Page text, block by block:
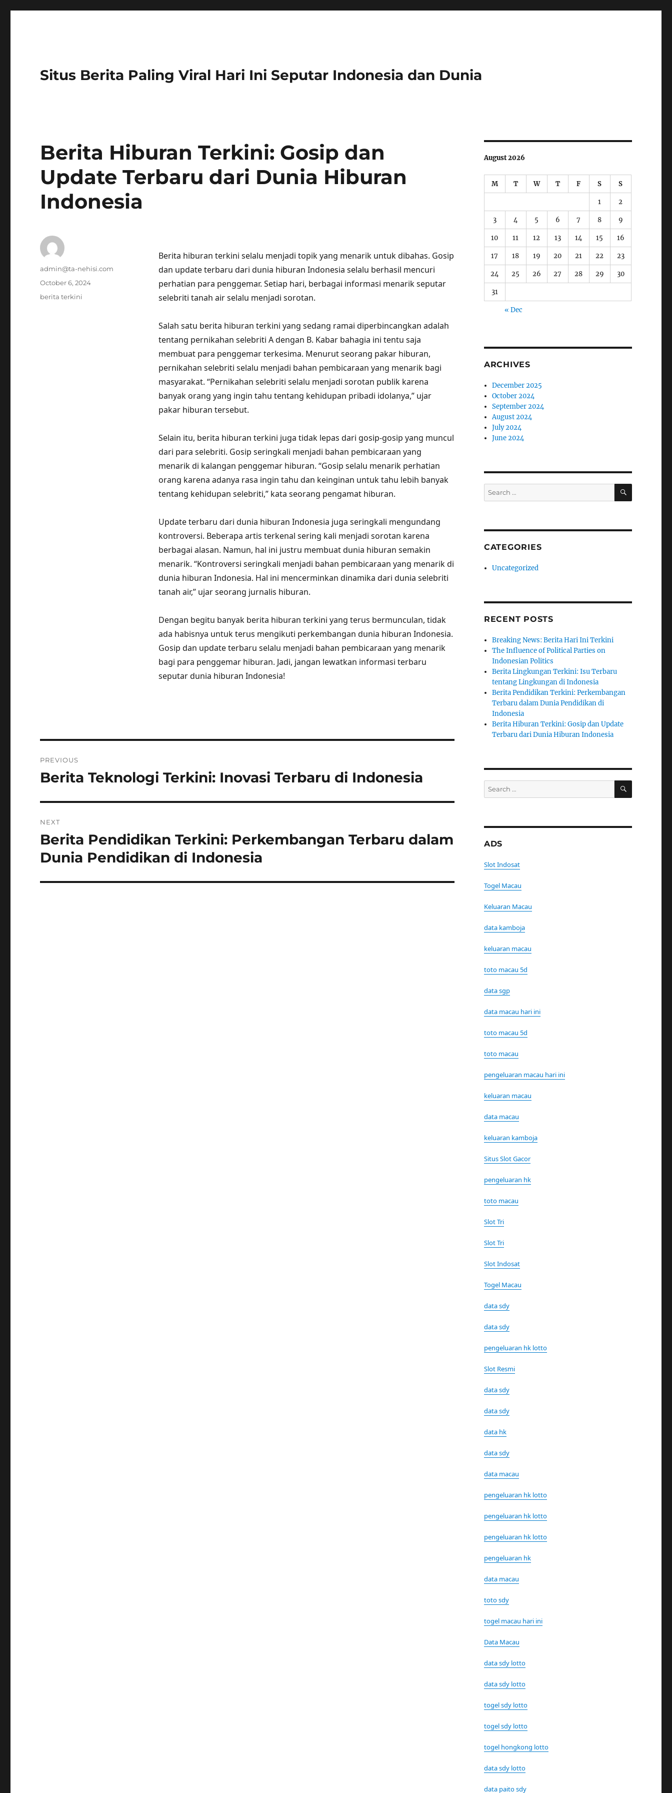
Situs Berita Paling Viral Hari Ini Seputar Indonesia dan Dunia
Berita Hiburan Terkini: Gosip dan
Update Terbaru dari Dunia Hiburan
Indonesia
Berita hiburan terkini selalu menjadi topik yang menarik untuk dibahas. Gosip
dan update terbaru dari dunia hiburan Indonesia selalu berhasil mencuri
perhatian para penggemar. Setiap hari, berbagai informasi menarik seputar
selebriti tanah air selalu menjadi sorotan.
Salah satu berita hiburan terkini yang sedang ramai diperbincangkan adalah
tentang pernikahan selebriti A dengan B. Kabar bahagia ini tentu saja
membuat para penggemar terkesima. Menurut seorang pakar hiburan,
pernikahan selebriti selalu menjadi bahan pembicaraan yang menarik bagi
masyarakat. “Pernikahan selebriti selalu menjadi sorotan publik karena
banyak orang yang ingin tahu tentang kehidupan pribadi idolanya,” ujar
pakar hiburan tersebut.
Selain itu, berita hiburan terkini juga tidak lepas dari gosip-gosip yang muncul
dari para selebriti. Gosip seringkali menjadi bahan pembicaraan yang
menarik di kalangan penggemar hiburan. “Gosip selalu menarik perhatian
orang karena adanya rasa ingin tahu dan keinginan untuk tahu lebih banyak
tentang kehidupan selebriti,” kata seorang pengamat hiburan.
Update terbaru dari dunia hiburan Indonesia juga seringkali mengundang
kontroversi. Beberapa artis terkenal sering kali menjadi sorotan karena
berbagai alasan. Namun, hal ini justru membuat dunia hiburan semakin
menarik. “Kontroversi seringkali menjadi bahan pembicaraan yang menarik di
dunia hiburan Indonesia. Hal ini mencerminkan dinamika dari dunia selebriti
tanah air,” ujar seorang jurnalis hiburan.
Dengan begitu banyak berita hiburan terkini yang terus bermunculan, tidak
ada habisnya untuk terus mengikuti perkembangan dunia hiburan Indonesia.
Gosip dan update terbaru selalu menjadi bahan pembicaraan yang menarik
bagi para penggemar hiburan. Jadi, jangan lewatkan informasi terbaru
seputar dunia hiburan Indonesia!
Author
admin@ta-nehisi.com
Posted
on
October 6, 2024
Tags
berita terkini
navigation
PREVIOUS
Previous
Berita Teknologi Terkini: Inovasi Terbaru di Indonesia
NEXT
Next
post:
Berita Pendidikan Terkini: Perkembangan Terbaru dalam
Dunia Pendidikan di Indonesia
August 2026
M T W T F S S
1 2
3 4 5 6 7 8 9
10 11 12 13 14 15 16
17 18 19 20 21 22 23
24 25 26 27 28 29 30
31
« Dec
ARCHIVES
December 2025
October 2024
September 2024
August 2024
July 2024
June 2024
Search
for:
SEARCH
CATEGORIES
Uncategorized
RECENT POSTS
Breaking News: Berita Hari Ini Terkini
The Influence of Political Parties on
Indonesian Politics
Berita Lingkungan Terkini: Isu Terbaru
tentang Lingkungan di Indonesia
Berita Pendidikan Terkini: Perkembangan
Terbaru dalam Dunia Pendidikan di
Indonesia
Berita Hiburan Terkini: Gosip dan Update
Terbaru dari Dunia Hiburan Indonesia
Search
for:
SEARCH
ADS
Slot Indosat
Togel Macau
Keluaran Macau
data kamboja
keluaran macau
toto macau 5d
data sgp
data macau hari ini
toto macau 5d
toto macau
pengeluaran macau hari ini
keluaran macau
data macau
keluaran kamboja
Situs Slot Gacor
pengeluaran hk
toto macau
Slot Tri
Slot Tri
Slot Indosat
Togel Macau
data sdy
data sdy
pengeluaran hk lotto
Slot Resmi
data sdy
data sdy
data hk
data sdy
data macau
pengeluaran hk lotto
pengeluaran hk lotto
pengeluaran hk lotto
pengeluaran hk
data macau
toto sdy
togel macau hari ini
Data Macau
data sdy lotto
data sdy lotto
togel sdy lotto
togel sdy lotto
togel hongkong lotto
data sdy lotto
data paito sdy